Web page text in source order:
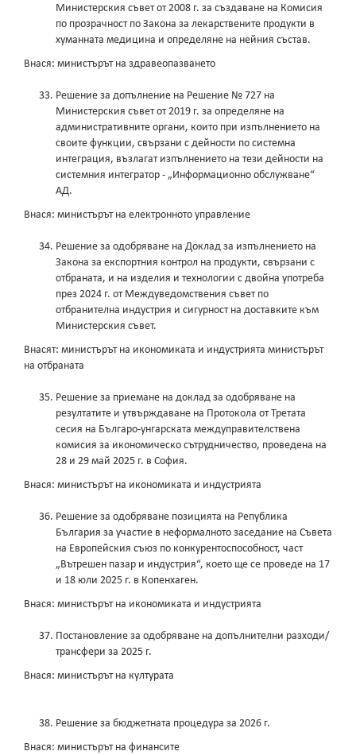
Министерския съвет от 2008 г. за създаване на Комисия
по прозрачност по Закона за лекарствените продукти в
хуманната медицина и определяне на нейния състав.
Внася: министърът на здравеопазването
Решение за допълнение на Решение № 727 на
Министерския съвет от 2019 г. за определяне на
административните органи, които при изпълнението на
своите функции, свързани с дейности по системна
интеграция, възлагат изпълнението на тези дейности на
системния интегратор - „Информационно обслужване“
АД.
Внася: министърът на електронното управление
Решение за одобряване на Доклад за изпълнението на
Закона за експортния контрол на продукти, свързани с
отбраната, и на изделия и технологии с двойна употреба
през 2024 г. от Междуведомствения съвет по
отбранителна индустрия и сигурност на доставките към
Министерския съвет.
Внасят: министърът на икономиката и индустрията министърът
на отбраната
Решение за приемане на доклад за одобряване на
резултатите и утвърждаване на Протокола от Третата
сесия на Българо-унгарската междуправителствена
комисия за икономическо сътрудничество, проведена на
28 и 29 май 2025 г. в София.
Внася: министърът на икономиката и индустрията
Решение за одобряване позицията на Република
България за участие в неформалното заседание на Съвета
на Европейския съюз по конкурентоспособност, част
„Вътрешен пазар и индустрия“, което ще се проведе на 17
и 18 юли 2025 г. в Копенхаген.
Внася: министърът на икономиката и индустрията
Постановление за одобряване на допълнителни разходи/
трансфери за 2025 г.
Внася: министърът на културата
Решение за бюджетната процедура за 2026 г.
Внася: министърът на финансите